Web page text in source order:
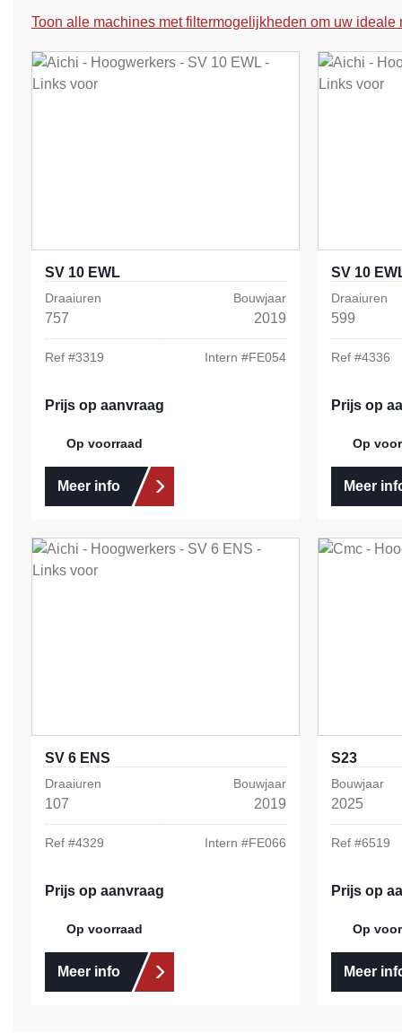
Toon alle machines met filtermogelijkheden om uw ideale
SV 10 EWL
Draaiuren
757
Bouwjaar
2019
Ref #3319 Intern #FE054
Prijs op aanvraag
Op voorraad
Meer info
SV 10
Draaiuren
599
Ref #4336
Prijs op
Op
Meer
SV 6 ENS
Draaiuren
107
Bouwjaar
2019
Ref #4329 Intern #FE066
Prijs op aanvraag
Op voorraad
Meer info
S23
Bouwjaar
2025
Ref #6519
Prijs op
Op
Meer